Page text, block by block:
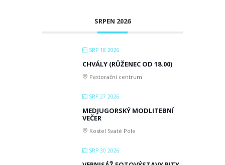
SRPEN 2026
SRP 18 2026
CHVÁLY (RŮŽENEC OD 18.00)
Pastorační centrum
SRP 27 2026
MEDJUGORSKÝ MODLITEBNÍ
VEČER
Kostel Svaté Pole
SRP 30 2026